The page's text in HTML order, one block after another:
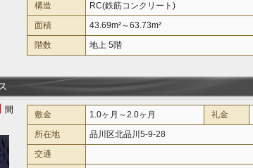
構造
RC(鉄筋コンクリート)
面積
43.69m²～63.73m²
階数
地上 5階
敷金 1.0ヶ月～2.0ヶ月 礼金
所在地
品川区北品川5-9-28
交通